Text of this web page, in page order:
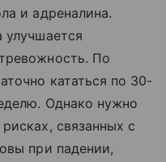
и адреналина.
улучшается
По
кататься по 30-
Однако нужно
связанных с
при падении,